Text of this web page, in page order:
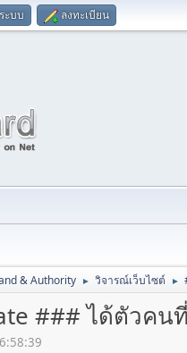
ะบบ ลงทะเบียน
& Authority ► วิจารณ์เว็บไซต์ ►
### ได้ตัวค